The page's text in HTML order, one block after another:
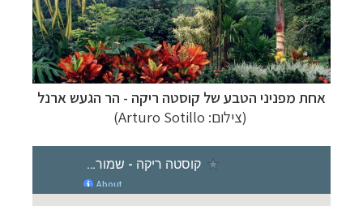
אחת מפניני הטבע של קוסטה ריקה - הר הגעש ארנל
(צילום: Arturo Sotillo
)